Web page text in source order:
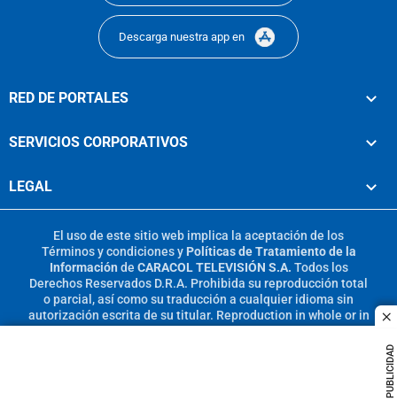
PUBLICIDAD
Descarga nuestra app en
RED DE PORTALES
SERVICIOS CORPORATIVOS
LEGAL
El uso de este sitio web implica la aceptación de los
Términos y condicionesy Políticas de Tratamiento de la
Información de CARACOL TELEVISIÓN S.A. Todos los
Derechos Reservados D.R.A. Prohibida su reproducción total
o parcial, así como su traducción a cualquier idioma sin
autorización escrita de su titular. Reproduction in whole or in